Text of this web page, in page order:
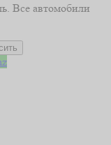
Все автомобили